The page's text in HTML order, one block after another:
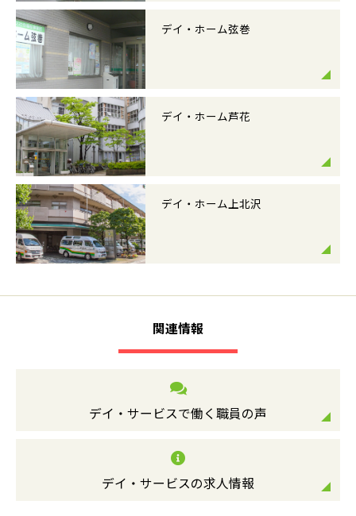
デイ・ホーム弦巻
デイ・ホーム芦花
デイ・ホーム上北沢
関連情報
デイ・サービスで働く職員の声
デイ・サービスの求人情報